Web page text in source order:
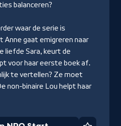
balanceren?
waar de serie is
Anne gaat emigreren naar
liefde Sara, keurt de
voor haar eerste boek af.
te vertellen? Ze moet
non-binaire Lou helpt haar